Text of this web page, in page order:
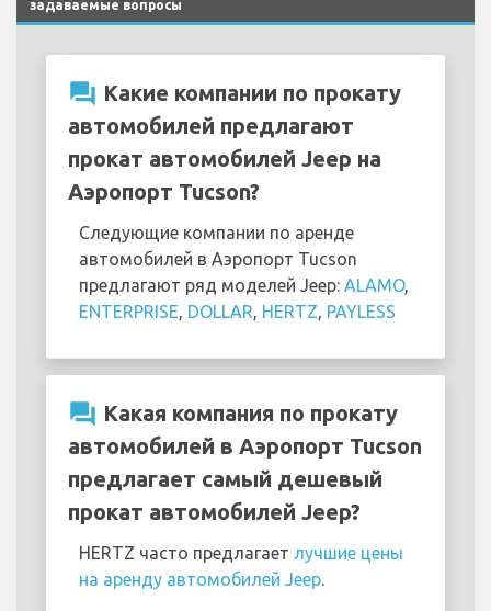
задаваемые вопросы
question_answer Какие компании по прокату
автомобилей предлагают
прокат автомобилей Jeep на
Аэропорт Tucson?
Следующие компании по аренде
автомобилей в Аэропорт Tucson
предлагают ряд моделей Jeep: ALAMO,
ENTERPRISE DOLLAR HERTZ PAYLESS
question_answer Какая компания по прокату
автомобилей в Аэропорт Tucson
предлагает самый дешевый
прокат автомобилей Jeep?
HERTZ часто предлагает лучшие цены
на аренду автомобилей Jeep